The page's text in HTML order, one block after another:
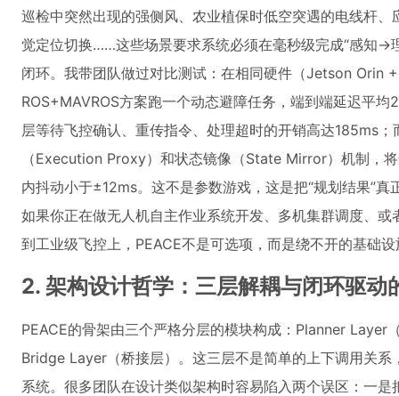
巡检中突然出现的强侧风、农业植保时低空突遇的电线杆
觉定位切换……这些场景要求系统必须在毫秒级完成“感
闭环。我带团队做过对比测试：在相同硬件（Jetson Orin
ROS+MAVROS方案跑一个动态避障任务，端到端延迟平
层等待飞控确认、重传指令、处理超时的开销高达185ms
（Execution Proxy）和状态镜像（State Mirror）机制，
内抖动小于±12ms。这不是参数游戏，这是把“规划结果”真
如果你正在做无人机自主作业系统开发、多机集群调度、
到工业级飞控上，PEACE不是可选项，而是绕不开的基础
2. 架构设计哲学：三层解耦与闭环驱动
PEACE的骨架由三个严格分层的模块构成：Planner
Bridge Layer（桥接层）。这三层不是简单的上下调用关系
系统。很多团队在设计类似架构时容易陷入两个误区：一